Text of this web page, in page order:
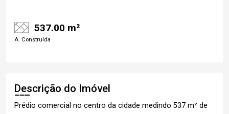
537.00 m²
A. Construída
Descrição do Imóvel
Prédio comercial no centro da cidade medindo 537 m² de